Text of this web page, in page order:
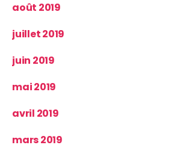
août 2019
juillet 2019
juin 2019
mai 2019
avril 2019
mars 2019